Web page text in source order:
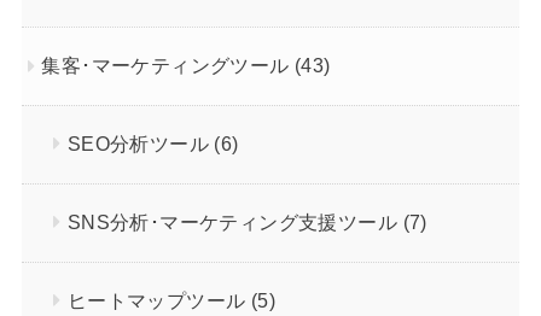
集客･マーケティングツール (43)
SEO分析ツール (6)
SNS分析･マーケティング支援ツール (7)
ヒートマップツール (5)